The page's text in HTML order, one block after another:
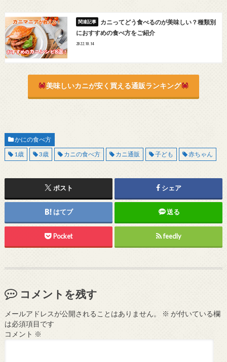
カニってどう食べるのが美味しい？種類別
におすすめの食べ方をご紹介
2022.10.14
美味しいカニが安く買える通販ランキング
かにの食べ方
1歳
3歳 カニの食べ方 カニ通販 子ども 赤ちゃん
ポスト シェア
はてブ 送る
Pocket feedly
コメントを残す
メールアドレスが公開されることはありません。 ※ が付いている欄
は必須項目です
コメント ※